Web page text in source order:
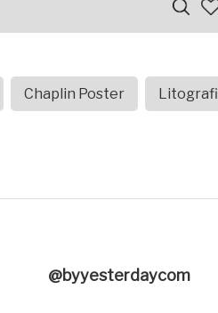
Chaplin Poster Litografi
@byyesterdaycom